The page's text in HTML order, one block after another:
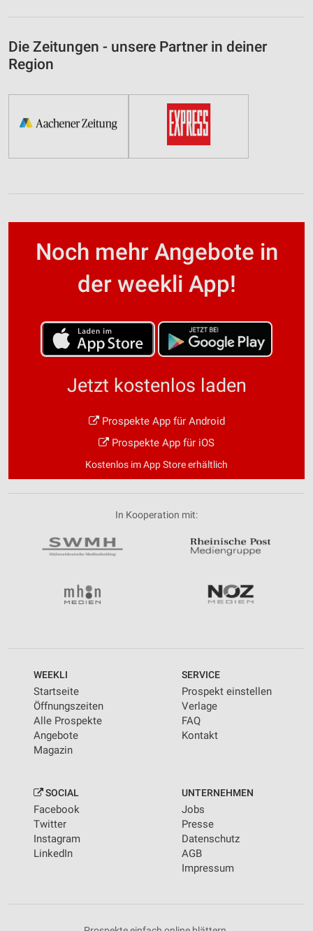
Die Zeitungen - unsere Partner in deiner
Region
Noch mehr Angebote in
der weekli App!
Jetzt kostenlos laden
Prospekte App für Android
Prospekte App für iOS
Kostenlos im App Store erhältlich
In Kooperation mit:
WEEKLI
Startseite
Öffnungszeiten
Alle Prospekte
Angebote
Magazin
SERVICE
Prospekt einstellen
Verlage
FAQ
Kontakt
SOCIAL
Facebook
Twitter
Instagram
LinkedIn
UNTERNEHMEN
Jobs
Presse
Datenschutz
AGB
Impressum